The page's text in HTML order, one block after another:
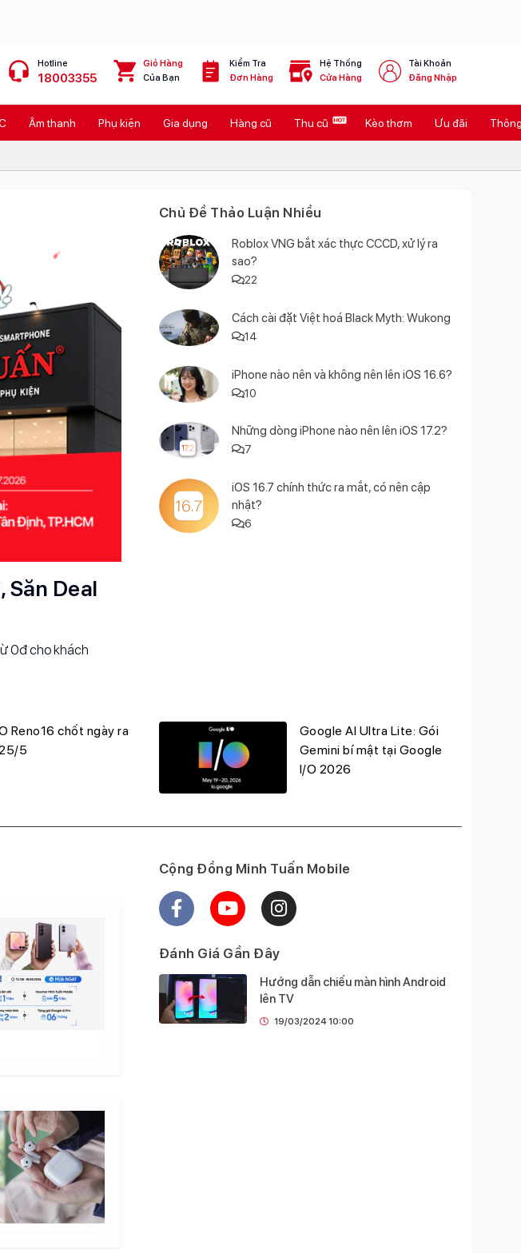
Hotline
18003355
Giỏ Hàng
Của Bạn
Kiểm Tra
Đơn Hàng
Hệ Thống
Cửa Hàng
Tài Khoản
Đăng Nhập
Âm thanh Phụ kiện Gia dụng Hàng cũ Thu cũ Kèo thơm Ưu đãi
Săn Deal
0đ cho khách
Chủ Đề Thảo Luận Nhiều
Roblox VNG bắt xác thực CCCD, xử lý ra
sao?
22
Cách cài đặt Việt hoá Black Myth: Wukong
14
iPhone nào nên và không nên lên iOS 16.6?
10
Những dòng iPhone nào nên lên iOS 17.2?
7
iOS 16.7 chính thức ra mắt, có nên cập
nhật?
6
Reno16 chốt ngày ra
5
Google AI Ultra Lite: Gói
Gemini bí mật tại Google
I/O 2026
Cộng Đồng Minh Tuấn Mobile
Đánh Giá Gần Đây
19/03/2024 10:00
Hướng dẫn chiếu màn hình Android
lên TV